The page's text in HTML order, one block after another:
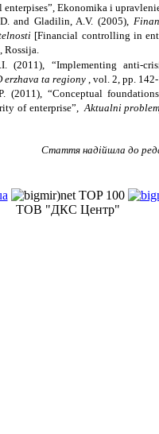
Ekonomika i
and Gladilin, A.V. (2005),
[Financial controlling in
(2011), “Implementing anti-
erzhava ta regiony , vol. 2, pp. 142-
(2011), “Conceptual
of enterprise”,
Aktualni
Стаття надійшла до
ТОВ "ДКС Центр"